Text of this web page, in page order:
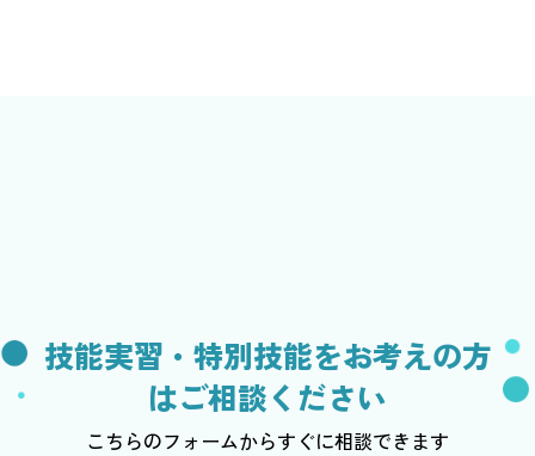
技能実習・特別技能をお考えの方
はご相談ください
こちらのフォームからすぐに相談できます